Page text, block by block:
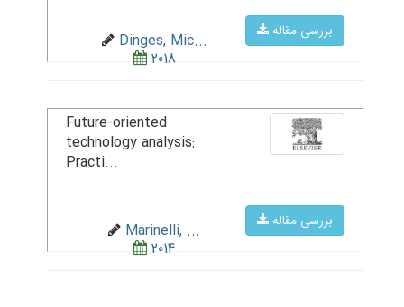
بررسی مقاله
Dinges, Mic...
2018
بررسی مقاله
Future-oriented
technology analysis:
Practi...
Marinelli, ...
2014